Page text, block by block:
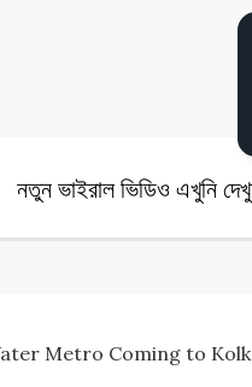
নতুন ভাইরাল ভিডিও এখুনি
| Water Metro Coming